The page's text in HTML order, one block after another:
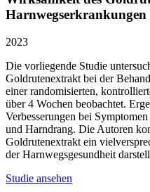
Harnwegserkrankungen
2023
Die vorliegende Studie
Goldrutenextrakt bei der
einer randomisierten,
über 4 Wochen beobachtet.
Verbesserungen bei
und Harndrang. Die Autoren
Goldrutenextrakt ein
der Harnwegsgesundheit
Studie ansehen